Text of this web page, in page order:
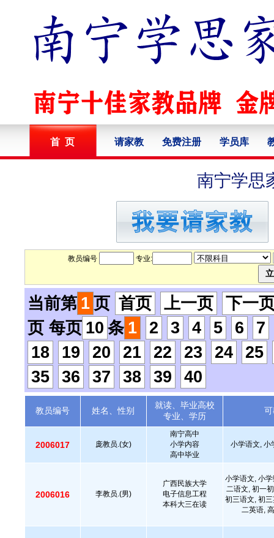
首 页 请家教 免费注册 学员库
南宁学思
教员编号 专业:
当前第 1 页 首页 上一页
下一
页 每页 10 条 1 2 3 4 5 6
7
18
19 20 21 22 23 24
25
35
36 37 38 39 40
教员编号 姓名、性别
就读、毕业高校
专业、学历
2006017 庞教员.(女)
南宁高中
小学内容
高中毕业
小学语文, 小
2006016 李教员.(男)
广西民族大学
电子信息工程
本科大三在读
小学语文, 小
二语文, 初一
初三语文, 初
二英语,